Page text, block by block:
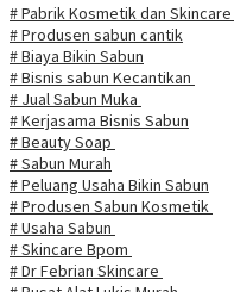
# Pabrik Kosmetik dan Skincare
# Produsen sabun cantik
# Biaya Bikin Sabun
# Bisnis sabun Kecantikan
# Jual Sabun Muka
# Kerjasama Bisnis Sabun
# Beauty Soap
# Sabun Murah
# Peluang Usaha Bikin Sabun
# Produsen Sabun Kosmetik
# Usaha Sabun
# Skincare Bpom
# Dr Febrian Skincare